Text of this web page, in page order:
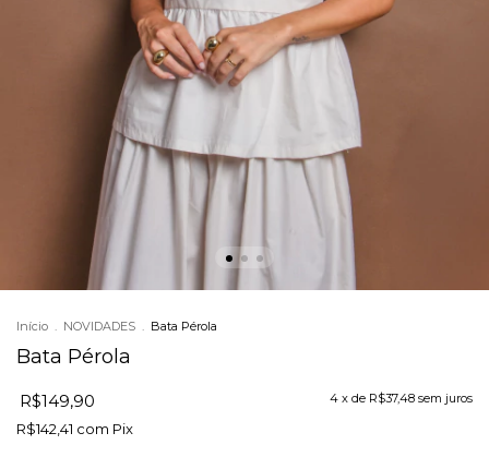
Início . NOVIDADES . Bata Pérola
Bata Pérola
R$149,90 4 x de R$37,48 sem juros
R$142,41 com Pix